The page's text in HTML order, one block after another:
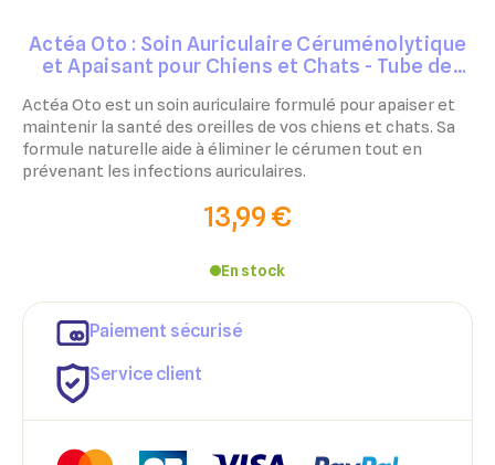
Actéa Oto : Soin Auriculaire Céruménolytique
et Apaisant pour Chiens et Chats - Tube de
Actéa Oto est un soin auriculaire formulé pour apaiser et
maintenir la santé des oreilles de vos chiens et chats. Sa
formule naturelle aide à éliminer le cérumen tout en
prévenant les infections auriculaires.
13,99 €
En stock
Paiement sécurisé
Service client
×
Nom de la liste d'envies
Vous devez être connecté pour ajouter des produits à votre
liste d'envies.